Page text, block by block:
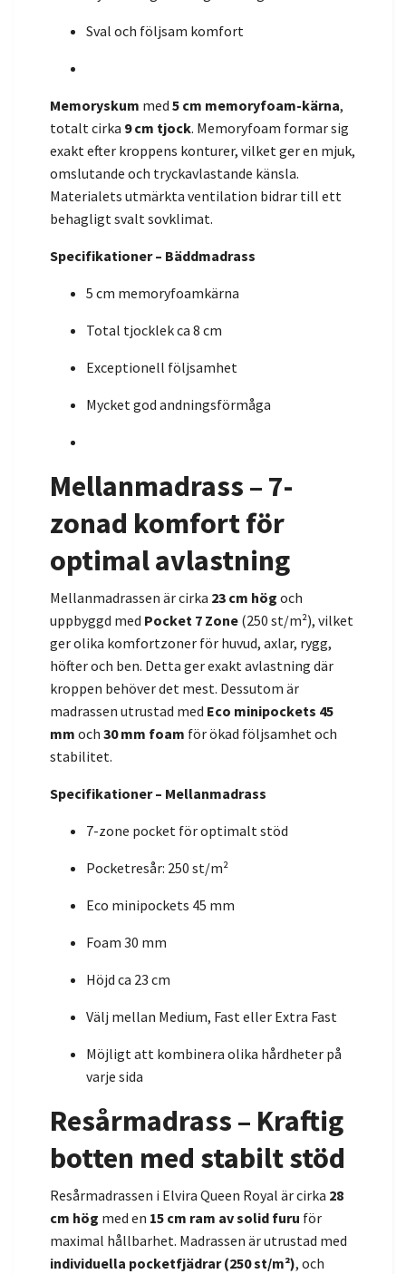
Sval och följsam komfort
Memoryskum med 5 cm memoryfoam-kärna,
totalt cirka 9 cm tjock. Memoryfoam formar sig
exakt efter kroppens konturer, vilket ger en mjuk,
omslutande och tryckavlastande känsla.
Materialets utmärkta ventilation bidrar till ett
behagligt svalt sovklimat.
Specifikationer – Bäddmadrass
5 cm memoryfoamkärna
Total tjocklek ca 8 cm
Exceptionell följsamhet
Mycket god andningsförmåga
Mellanmadrass – 7-
zonad komfort för
optimal avlastning
Mellanmadrassen är cirka 23 cm hög och
uppbyggd med Pocket 7 Zone (250 st/m²), vilket
ger olika komfortzoner för huvud, axlar, rygg,
höfter och ben. Detta ger exakt avlastning där
kroppen behöver det mest. Dessutom är
madrassen utrustad med Eco minipockets 45
mm och 30 mm foam för ökad följsamhet och
stabilitet.
Specifikationer – Mellanmadrass
7-zone pocket för optimalt stöd
Pocketresår: 250 st/m²
Eco minipockets 45 mm
Foam 30 mm
Höjd ca 23 cm
Välj mellan Medium, Fast eller Extra Fast
Möjligt att kombinera olika hårdheter på
varje sida
Resårmadrass – Kraftig
botten med stabilt stöd
Resårmadrassen i Elvira Queen Royal är cirka 28
cm hög med en 15 cm ram av solid furu för
maximal hållbarhet. Madrassen är utrustad med
individuella pocketfjädrar (250 st/m²), och